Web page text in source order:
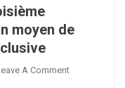
Au
moyen de
A CommentOn